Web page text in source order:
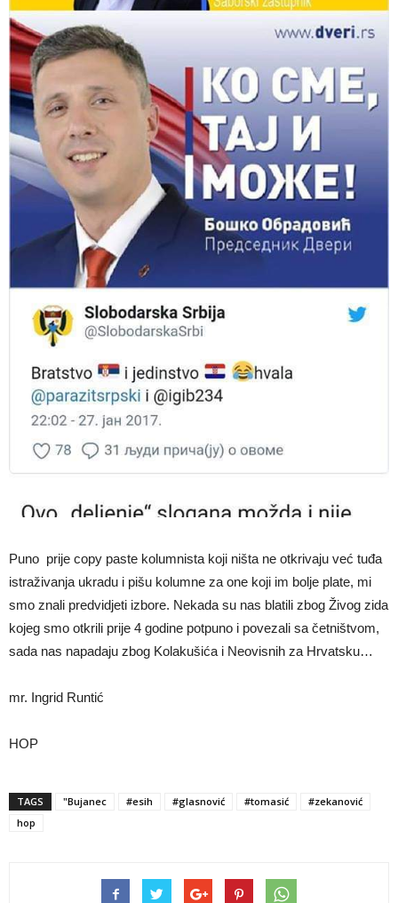
Puno prije copy paste kolumnista koji ništa ne otkrivaju već tuđa
istraživanja ukradu i pišu kolumne za one koji im bolje plate, mi
smo znali predvidjeti izbore. Nekada su nas blatili zbog Živog zida
kojeg smo otkrili prije 4 godine potpuno i povezali sa četništvom,
sada nas napadaju zbog Kolakušića i Neovisnih za Hrvatsku…
mr. Ingrid Runtić
HOP
TAGS "Bujanec #esih #glasnović #tomasić
#zekanović
hop